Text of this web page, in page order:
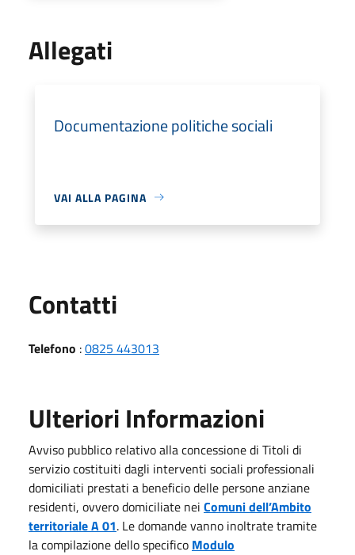
Allegati
Documentazione politiche sociali
VAI ALLA PAGINA
Contatti
Telefono :0825 443013
Ulteriori Informazioni
Avviso pubblico relativo alla concessione di Titoli di
servizio costituiti dagli interventi sociali professionali
domiciliati prestati a beneficio delle persone anziane
residenti, ovvero domiciliate nei Comuni dell’Ambito
territoriale A 01. Le domande vanno inoltrate tramite
la compilazione dello specifico Modulo